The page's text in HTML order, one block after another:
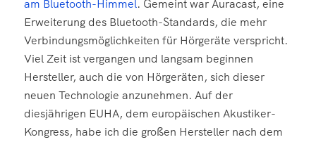
am Bluetooth-Himmel. Gemeint war Auracast, eine
Erweiterung des Bluetooth-Standards, die mehr
Verbindungsmöglichkeiten für Hörgeräte verspricht.
Viel Zeit ist vergangen und langsam beginnen
Hersteller, auch die von Hörgeräten, sich dieser
neuen Technologie anzunehmen. Auf der
diesjährigen EUHA, dem europäischen Akustiker-
Kongress, habe ich die großen Hersteller nach dem